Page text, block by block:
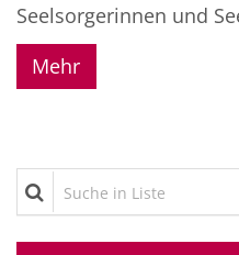
Seelsorgerinnen und
Mehr
Suche in Liste